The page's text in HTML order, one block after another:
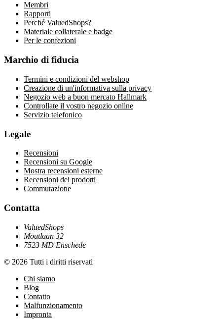
Membri
Rapporti
Perché ValuedShops?
Materiale collaterale e badge
Per le confezioni
Marchio di fiducia
Termini e condizioni del webshop
Creazione di un'informativa sulla privacy
Negozio web a buon mercato Hallmark
Controllate il vostro negozio online
Servizio telefonico
Legale
Recensioni
Recensioni su Google
Mostra recensioni esterne
Recensioni dei prodotti
Commutazione
Contatta
ValuedShops
Moutlaan 32
7523 MD Enschede
© 2026 Tutti i diritti riservati
Chi siamo
Blog
Contatto
Malfunzionamento
Impronta